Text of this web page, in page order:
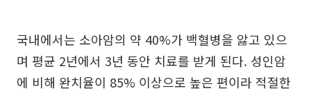
국내에서는 소아암의 약 40%가 백혈병을 앓고 있으
며 평균 2년에서 3년 동안 치료를 받게 된다. 성인암
에 비해 완치율이 85% 이상으로 높은 편이라 적절한